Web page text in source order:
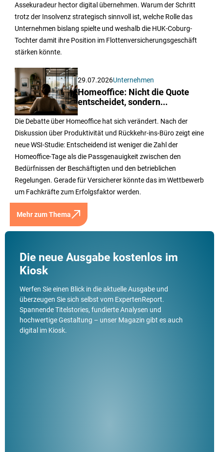
Assekuradeur hector digital übernehmen. Warum der Schritt
trotz der Insolvenz strategisch sinnvoll ist, welche Rolle das
Unternehmen bislang spielte und weshalb die HUK-Coburg-
Tochter damit ihre Position im Flottenversicherungsgeschäft
stärken könnte.
29.07.2026Unternehmen
Homeoffice: Nicht die Quote
entscheidet, sondern...
Die Debatte über Homeoffice hat sich verändert. Nach der
Diskussion über Produktivität und Rückkehr-ins-Büro zeigt eine
neue WSI-Studie: Entscheidend ist weniger die Zahl der
Homeoffice-Tage als die Passgenauigkeit zwischen den
Bedürfnissen der Beschäftigten und den betrieblichen
Regelungen. Gerade für Versicherer könnte das im Wettbewerb
um Fachkräfte zum Erfolgsfaktor werden.
Mehr zum Thema
Die neue Ausgabe kostenlos im
Kiosk
Werfen Sie einen Blick in die aktuelle Ausgabe und
überzeugen Sie sich selbst vom ExpertenReport.
Spannende Titelstories, fundierte Analysen und
hochwertige Gestaltung – unser Magazin gibt es auch
digital im Kiosk.